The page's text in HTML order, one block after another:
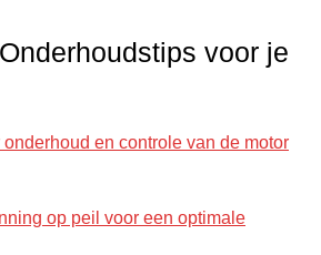
voor je
en controle van de motor
op peil voor een optimale